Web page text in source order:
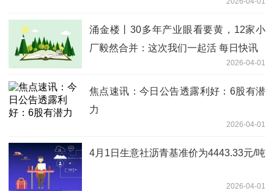
涌金楼丨30多年产业眼看要黄，12家小
厂毅然合并：这次我们一起活 每日快讯
2026-04-01
焦点速讯：今日公告透露利好：6股有潜
力
2026-04-01
4月1日生意社沥青基准价为4443.33元/吨
2026-04-01